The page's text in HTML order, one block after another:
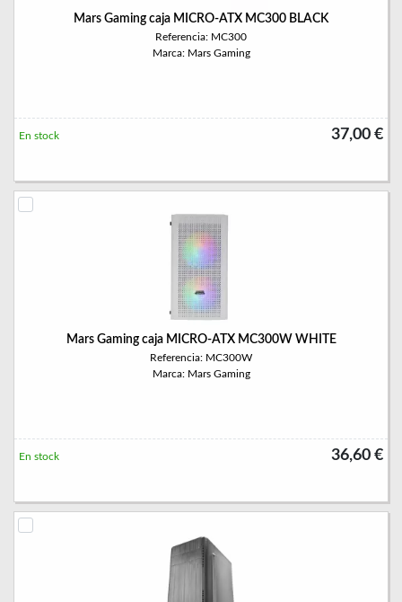
Mars Gaming caja MICRO-ATX MC300 BLACK
Referencia: MC300
Marca: Mars Gaming
37,00 €
En stock
Mars Gaming caja MICRO-ATX MC300W WHITE
Referencia: MC300W
Marca: Mars Gaming
36,60 €
En stock